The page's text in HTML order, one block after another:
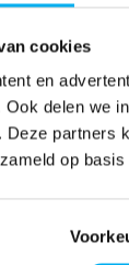
cookies
en
delen we
partners
op